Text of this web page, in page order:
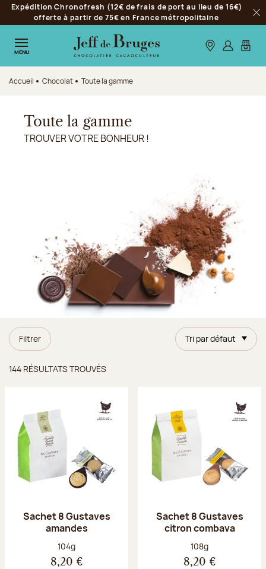
Aller à la navigation
Aller au contenu principal
Aller au pied de page
Expédition Chronofresh (12€ de frais de port au lieu de 16€)
offerte à partir de 75€ en France métropolitaine
MENU Nos boutiques
S’identifier
Mon
Accueil Chocolat Toute la gamme
Toute la gamme
TROUVER VOTRE BONHEUR !
Filtrer Tri par défaut
144 RÉSULTATS TROUVÉS
Sachet 8 Gustaves
amandes
Poids net :
104g
8,20 €
Sachet 8 Gustaves
citron combava
Poids net :
108g
8,20 €